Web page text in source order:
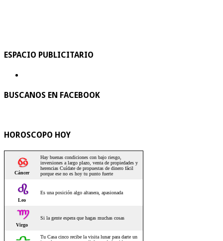
ESPACIO PUBLICITARIO
BUSCANOS EN FACEBOOK
HOROSCOPO HOY